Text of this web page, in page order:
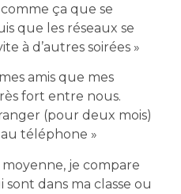
comme ça que se
que les réseaux se
à d’autres soirées »
amis que mes
fort entre nous.
(pour deux mois)
au téléphone »
moyenne, je compare
dans ma classe ou